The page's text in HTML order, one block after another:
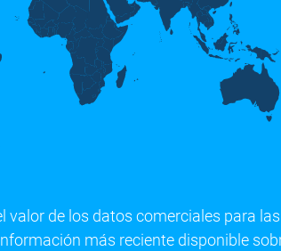
valor de los datos comerciales para las
más reciente disponible